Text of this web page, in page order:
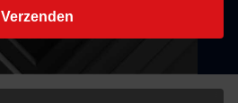
Verzenden